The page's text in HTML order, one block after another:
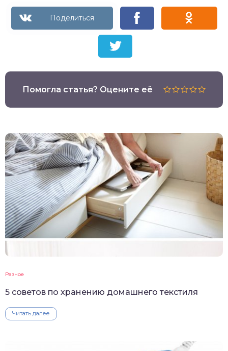
Помогла статья? Оцените её
Разное
5 советов по хранению домашнего текстиля
Читать далее